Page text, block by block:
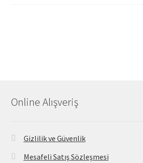
Online Alışveriş
Gizlilik ve Güvenlik
Mesafeli Satış Sözleşmesi